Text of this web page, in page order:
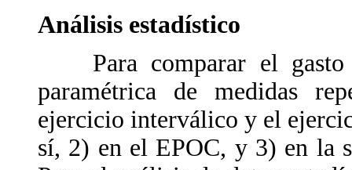
Análisis estadístico
Para comparar el gasto
paramétrica de medidas
ejercicio interválico y el
sí, 2) en el EPOC, y 3) en la